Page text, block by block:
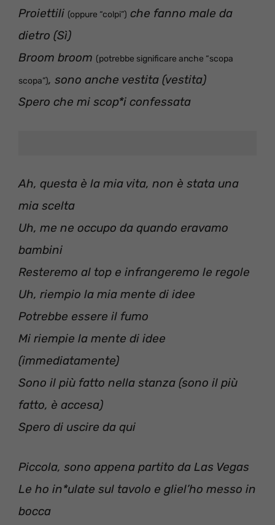
Proiettili (oppure “colpi”) che fanno male da
dietro (Sì)
Broom broom (potrebbe significare anche “scopa
scopa”), sono anche vestita (vestita)
Spero che mi scop*i confessata
Ah, questa è la mia vita, non è stata una
mia scelta
Uh, me ne occupo da quando eravamo
bambini
Resteremo al top e infrangeremo le regole
Uh, riempio la mia mente di idee
Potrebbe essere il fumo
Mi riempie la mente di idee
(immediatamente)
Sono il più fatto nella stanza (sono il più
fatto, è accesa)
Spero di uscire da qui
Piccola, sono appena partito da Las Vegas
Le ho in*ulate sul tavolo e gliel’ho messo in
bocca